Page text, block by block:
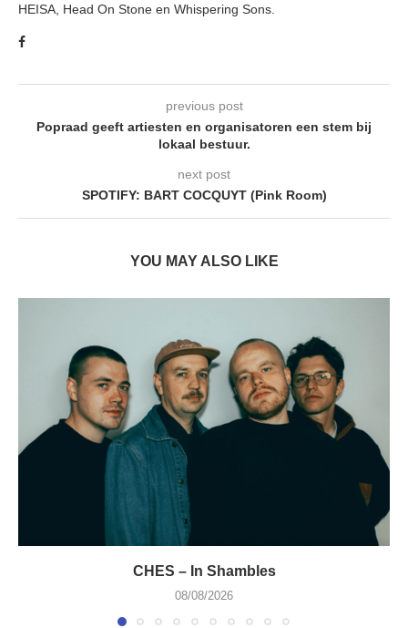
HEISA, Head On Stone en Whispering Sons.
previous post
Popraad geeft artiesten en organisatoren een stem bij
lokaal bestuur.
next post
SPOTIFY: BART COCQUYT (Pink Room)
YOU MAY ALSO LIKE
CHES – In Shambles
08/08/2026